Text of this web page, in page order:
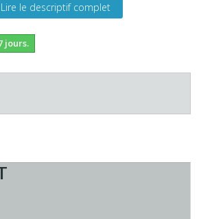
Lire le descriptif complet
jours.